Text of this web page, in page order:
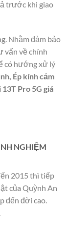
trước khi giao
Nhằm đảm bảo
vấn về chính
có hướng xử lý
Ép kính cảm
Pro 5G giá
NGHIỆM
2015 thì tiếp
của Quỳnh An
đến đời cao.